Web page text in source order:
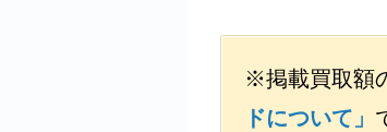
※掲載買取額
ドについて」